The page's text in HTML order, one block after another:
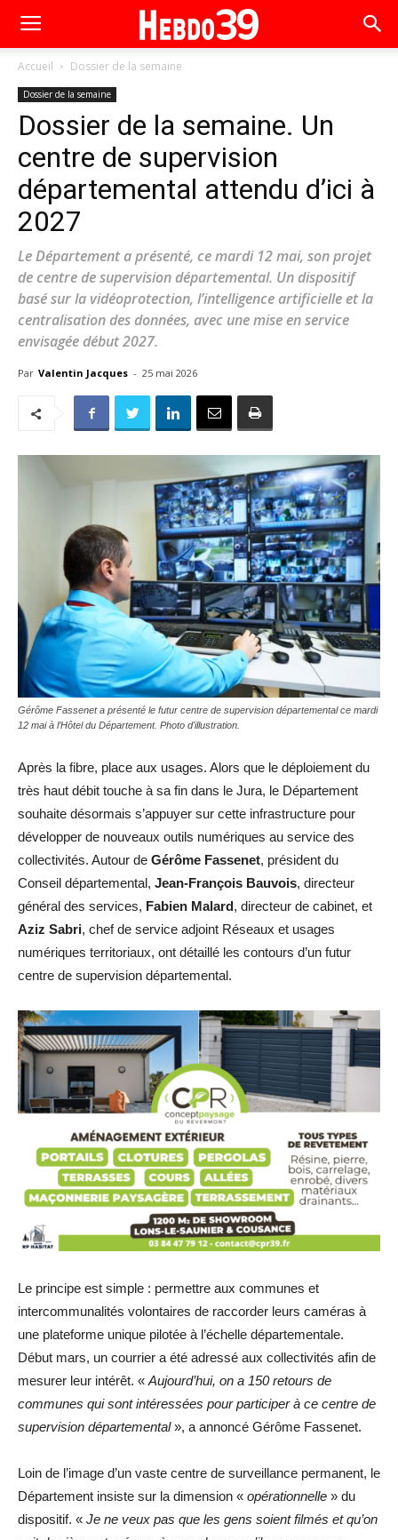
Accueil Dossier de la semaine
Dossier de la semaine
Dossier de la semaine. Un
centre de supervision
départemental attendu d’ici à
2027
Le Département a présenté, ce mardi 12 mai, son projet
de centre de supervision départemental. Un dispositif
basé sur la vidéoprotection, l’intelligence artificielle et la
centralisation des données, avec une mise en service
envisagée début 2027.
Par Valentin Jacques - 25 mai 2026
Gérôme Fassenet a présenté le futur centre de supervision départemental ce mardi
12 mai à l’Hôtel du Département. Photo d'illustration.
Après la fibre, place aux usages. Alors que le déploiement du
très haut débit touche à sa fin dans le Jura, le Département
souhaite désormais s’appuyer sur cette infrastructure pour
développer de nouveaux outils numériques au service des
collectivités. Autour de Gérôme Fassenet, président du
Conseil départemental, Jean-François Bauvois, directeur
général des services, Fabien Malard, directeur de cabinet, et
Aziz Sabri, chef de service adjoint Réseaux et usages
numériques territoriaux, ont détaillé les contours d’un futur
centre de supervision départemental.
Le principe est simple : permettre aux communes et
intercommunalités volontaires de raccorder leurs caméras à
une plateforme unique pilotée à l’échelle départementale.
Début mars, un courrier a été adressé aux collectivités afin de
mesurer leur intérêt. « Aujourd’hui, on a 150 retours de
communes qui sont intéressées pour participer à ce centre de
supervision départemental», a annoncé Gérôme Fassenet.
Loin de l’image d’un vaste centre de surveillance permanent, le
Département insiste sur la dimension « opérationnelle » du
dispositif. « Je ne veux pas que les gens soient filmés et qu’on